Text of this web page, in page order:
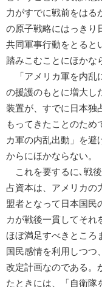
力がすでに戦前をはる
の原子戦略にはっきり
共同軍事行動をとると
踏みこむことにほかな
「アメリカ軍を内乱
の援護のもとに増大し
装置が、すでに日本独
もってきたことのため
カ軍の内乱出動」を避
からにほかならない。
これを要するに､戦
占資本は、アメリカの
盟者となって日本国民
カが戦後一貫してそれ
ほぼ満足すべきところ
国民感情を利用しつつ
改定計画なのである。
たときには、「自衛隊